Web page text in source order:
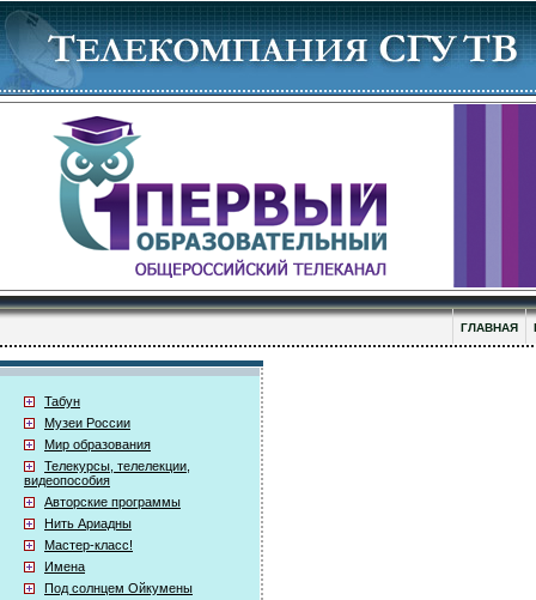
ГЛАВНАЯ
Табун
Музеи России
Мир образования
Телекурсы, телелекции,
видеопособия
Авторские программы
Нить Ариадны
Мастер-класс!
Имена
Под солнцем Ойкумены